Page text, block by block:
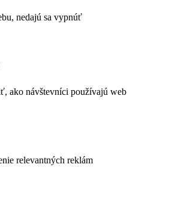
nedajú sa vypnúť
ako návštevníci používajú web
relevantných reklám